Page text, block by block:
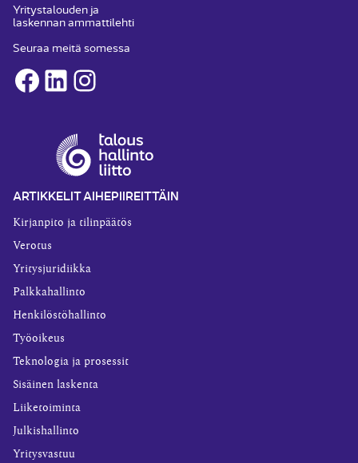
Yritystalouden ja
laskennan ammattilehti
Seuraa meitä somessa
Facebook
LinkedInInstagram
ARTIKKELIT AIHEPIIREITTÄIN
Kirjanpito ja tilinpäätös
Verotus
Yritysjuridiikka
Palkkahallinto
Henkilöstöhallinto
Työoikeus
Teknologia ja prosessit
Sisäinen laskenta
Liiketoiminta
Julkishallinto
Yritysvastuu